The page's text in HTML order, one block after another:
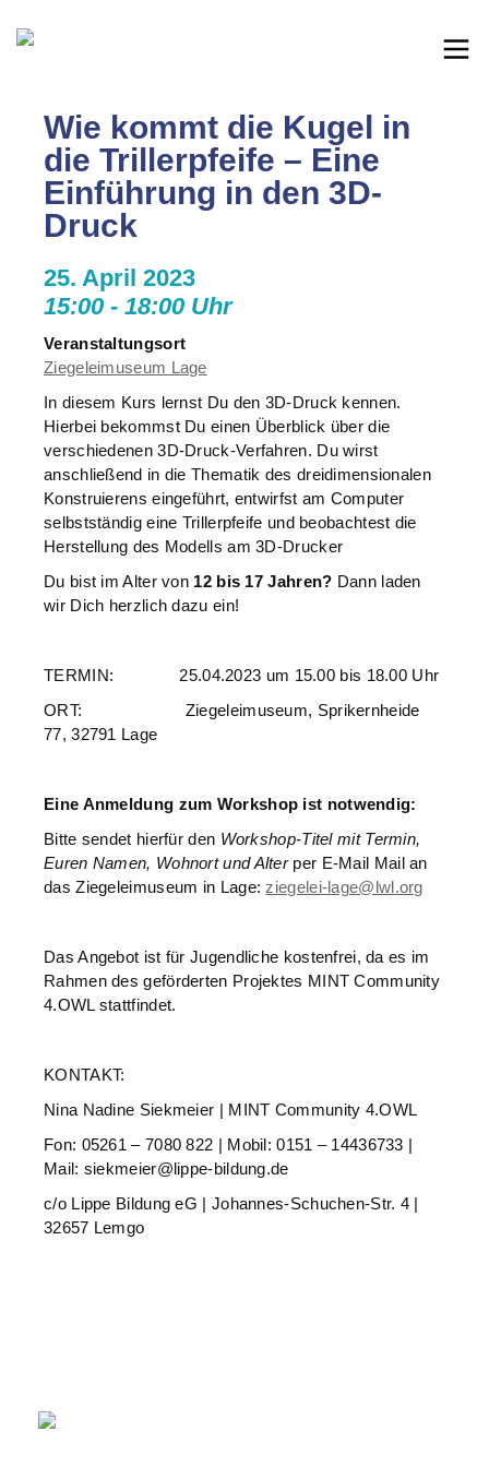
Wie kommt die Kugel in
die Trillerpfeife – Eine
Einführung in den 3D-
Druck
25. April 2023
15:00 - 18:00 Uhr
Veranstaltungsort
Ziegeleimuseum Lage
In diesem Kurs lernst Du den 3D-Druck kennen.
Hierbei bekommst Du einen Überblick über die
verschiedenen 3D-Druck-Verfahren. Du wirst
anschließend in die Thematik des dreidimensionalen
Konstruierens eingeführt, entwirfst am Computer
selbstständig eine Trillerpfeife und beobachtest die
Herstellung des Modells am 3D-Drucker
Du bist im Alter von 12 bis 17 Jahren? Dann laden
wir Dich herzlich dazu ein!
TERMIN: 25.04.2023 um 15.00 bis 18.00 Uhr
ORT: Ziegeleimuseum, Sprikernheide
77, 32791 Lage
Eine Anmeldung zum Workshop ist notwendig:
Bitte sendet hierfür den Workshop-Titel mit Termin,
Euren Namen, Wohnort und Alterper E-Mail Mail an
das Ziegeleimuseum in Lage: ziegelei-lage@lwl.org
Das Angebot ist für Jugendliche kostenfrei, da es im
Rahmen des geförderten Projektes MINT Community
4.OWL stattfindet.
KONTAKT:
Nina Nadine Siekmeier | MINT Community 4.OWL
Fon: 05261 – 7080 822 | Mobil: 0151 – 14436733 |
Mail: siekmeier@lippe-bildung.de
c/o Lippe Bildung eG | Johannes-Schuchen-Str. 4 |
32657 Lemgo